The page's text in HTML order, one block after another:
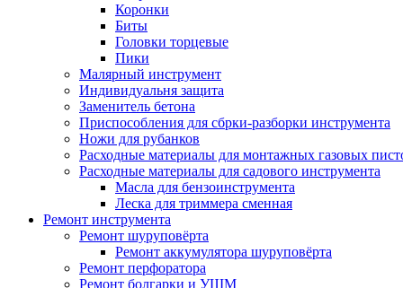
Коронки
Биты
Головки торцевые
Пики
Малярный инструмент
Индивидуальня защита
Заменитель бетона
Приспособления для сбрки-разборки инструмента
Ножи для рубанков
Расходные материалы для монтажных газовых
Расходные материалы для садового инструмента
Масла для бензоинструмента
Леска для триммера сменная
Ремонт инструмента
Ремонт шуруповёрта
Ремонт аккумулятора шуруповёрта
Ремонт перфоратора
Ремонт болгарки и УШМ